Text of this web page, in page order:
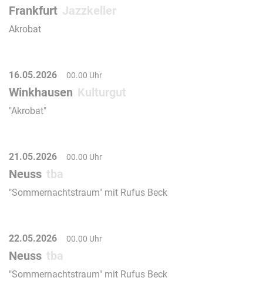
Frankfurt Jazzkeller
Akrobat
16.05.2026 00.00 Uhr
Winkhausen Kulturgut
"Akrobat"
21.05.2026 00.00 Uhr
Neuss tba
"Sommernachtstraum" mit Rufus Beck
22.05.2026 00.00 Uhr
Neuss tba
"Sommernachtstraum" mit Rufus Beck